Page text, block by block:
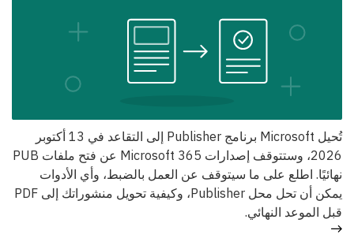
تُحيل Microsoft برنامج Publisher إلى التقاعد في 13 أكتوبر
2026، وستتوقف إصدارات Microsoft 365 عن فتح ملفات PUB
نهائيًا. اطلع على ما سيتوقف عن العمل بالضبط، وأي الأدوات
يمكن أن تحل محل Publisher، وكيفية تحويل منشوراتك إلى PDF
قبل الموعد النهائي.